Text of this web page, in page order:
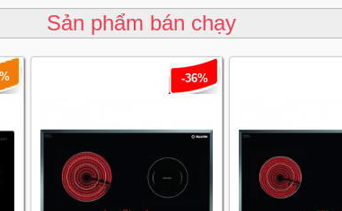
Sản phẩm bán chạy
-36%